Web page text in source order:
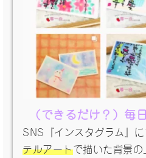
（できるだけ？）毎
SNS『インスタグラム』に
テルアートで描いた背景の